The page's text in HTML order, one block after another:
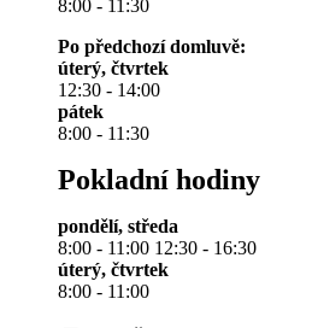
8:00 - 11:30
Po předchozí domluvě:
úterý, čtvrtek
12:30 - 14:00
pátek
8:00 - 11:30
Pokladní hodiny
pondělí, středa
8:00 - 11:00 12:30 - 16:30
úterý, čtvrtek
8:00 - 11:00